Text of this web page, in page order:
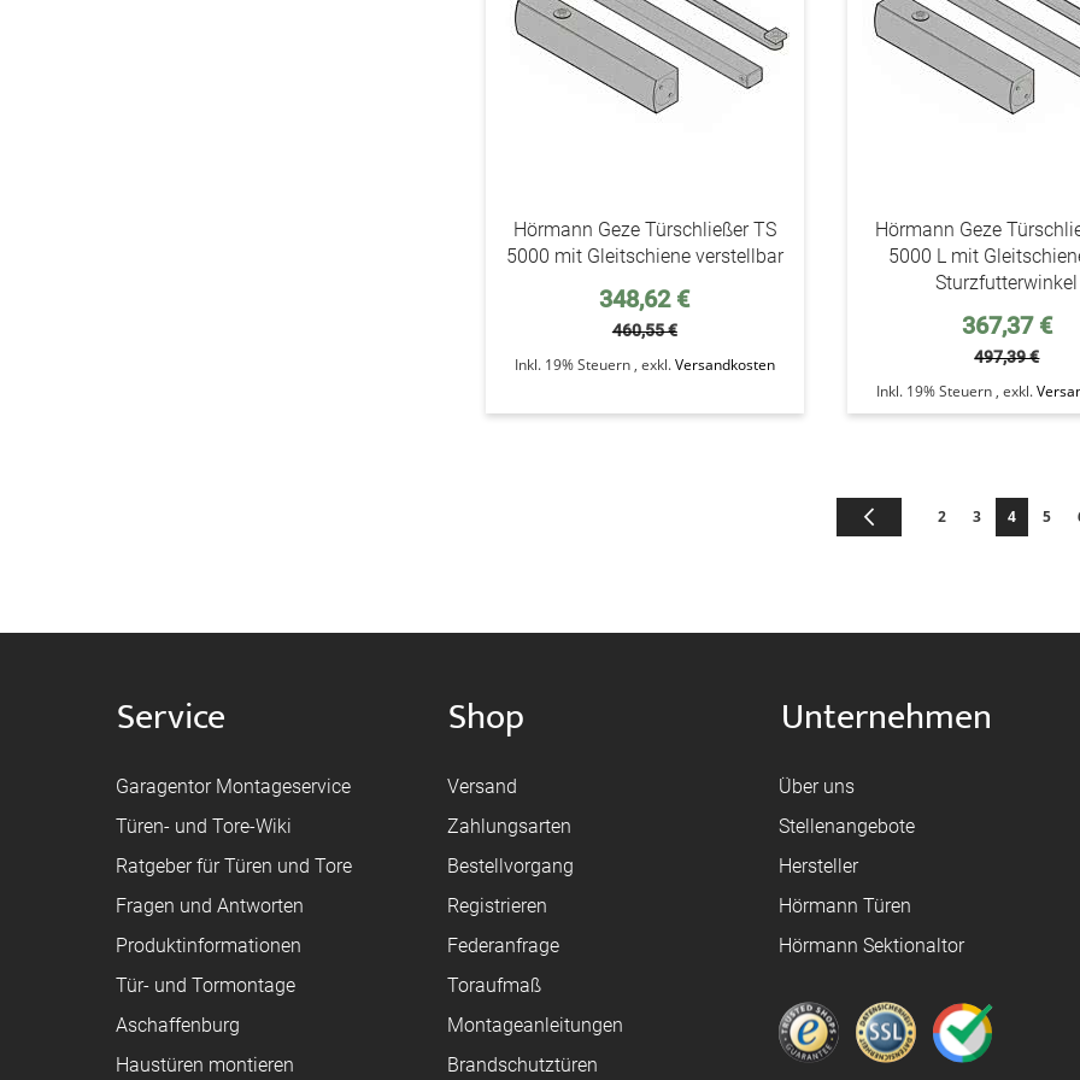
Hörmann Geze Türschließer TS
5000 mit Gleitschiene verstellbar
Sonderpreis
348,62 €
460,55 €
Inkl. 19% Steuern , exkl.Versandkosten
Hörmann Geze
5000 L mit
Sturzfutterwinkel
Sonderpreis
367,37 €
497,39 €
Inkl. 19% Steuern ,exkl.
Seite ZurückSeite
2 Seite
3 Sie lesen
4 Seite
5
Service
Garagentor Montageservice
Türen- und Tore-Wiki
Ratgeber für Türen und Tore
Fragen und Antworten
Produktinformationen
Tür- und Tormontage
Aschaffenburg
Haustüren montieren
Shop
Versand
Zahlungsarten
Bestellvorgang
Registrieren
Federanfrage
Toraufmaß
Montageanleitungen
Brandschutztüren
Unternehmen
Über uns
Stellenangebote
Hersteller
Hörmann Türen
Hörmann Sektionaltor